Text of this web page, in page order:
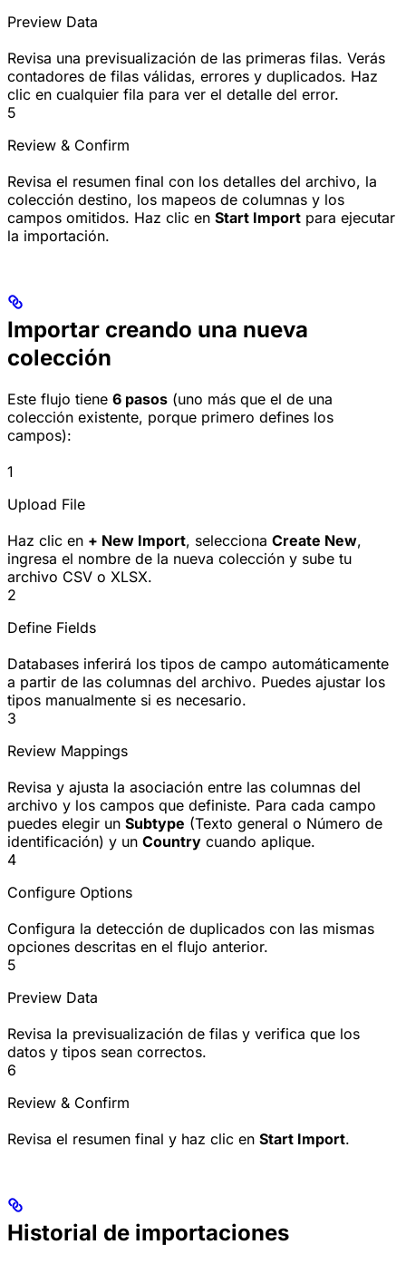
Preview Data
Revisa una previsualización de las primeras filas. Verás
contadores de filas válidas, errores y duplicados. Haz
clic en cualquier fila para ver el detalle del error.
5
Review & Confirm
Revisa el resumen final con los detalles del archivo, la
colección destino, los mapeos de columnas y los
campos omitidos. Haz clic en Start Import para ejecutar
la importación.
Importar creando una nueva
colección
Este flujo tiene 6 pasos (uno más que el de una
colección existente, porque primero defines los
campos):
1
Upload File
Haz clic en + New Import, selecciona Create New,
ingresa el nombre de la nueva colección y sube tu
archivo CSV o XLSX.
2
Define Fields
Databases inferirá los tipos de campo automáticamente
a partir de las columnas del archivo. Puedes ajustar los
tipos manualmente si es necesario.
3
Review Mappings
Revisa y ajusta la asociación entre las columnas del
archivo y los campos que definiste. Para cada campo
puedes elegir un Subtype (Texto general o Número de
identificación) y un Country cuando aplique.
4
Configure Options
Configura la detección de duplicados con las mismas
opciones descritas en el flujo anterior.
5
Preview Data
Revisa la previsualización de filas y verifica que los
datos y tipos sean correctos.
6
Review & Confirm
Revisa el resumen final y haz clic en Start Import.
Historial de importaciones